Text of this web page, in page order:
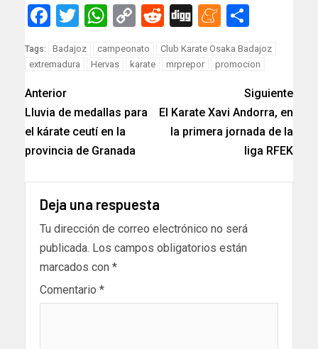
Facebook
Twitter
WhatsApp
Copy
Link
Reddit
Digg
Tags: Badajoz campeonato
Club Karate Osaka Badajoz
extremadura
Hervas karate mrprepor promocion
Anterior
Lluvia de medallas para
el kárate ceutí en la
provincia de Granada
Siguiente
El Karate Xavi Andorra, en
la primera jornada de la
liga RFEK
Deja una respuesta
Tu dirección de correo electrónico no será
publicada. Los campos obligatorios están
marcados con *
Comentario *